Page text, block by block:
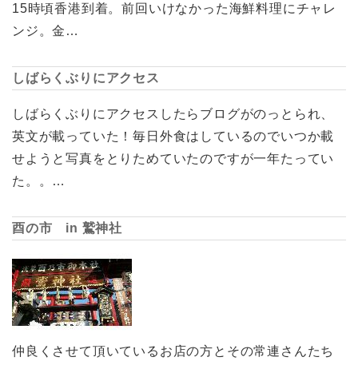
15時頃香港到着。前回いけなかった海鮮料理にチャレ
ンジ。金…
しばらくぶりにアクセス
しばらくぶりにアクセスしたらブログがのっとられ、
英文が載っていた！毎日外食はしているのでいつか載
せようと写真をとりためていたのですが一年たってい
た。。…
酉の市 in 鷲神社
仲良くさせて頂いているお店の方とその常連さんたち